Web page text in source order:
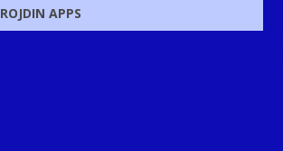
ROJDIN APPS